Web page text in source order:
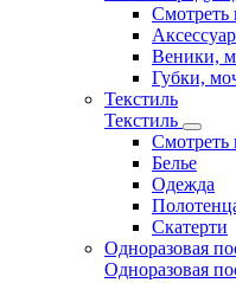
Смотреть
Веники,
Губки,
Текстиль
Текстиль
Смотреть
Белье
Одежда
Скатерти
Одноразовая
Одноразовая